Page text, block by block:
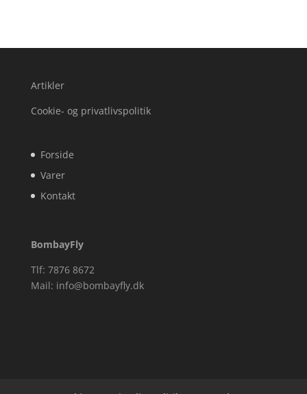
Artikler
Cookie- og privatlivspolitik
Forside
Varer
Kontakt
BombayFly
Tlf: 7876 8672
Mail: info@bombayfly.dk